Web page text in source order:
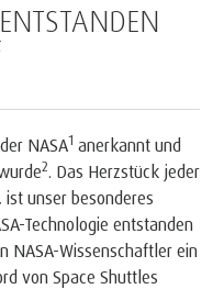
NASA1 anerkannt und
2. Das Herzstück jeder
unser besonderes
Technologie entstanden
NASA-Wissenschaftler ein
von Space Shuttles